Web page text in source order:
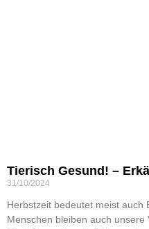
Tierisch Gesund! –
31/10/2024
Herbstzeit bedeutet meist auch
Menschen bleiben auch